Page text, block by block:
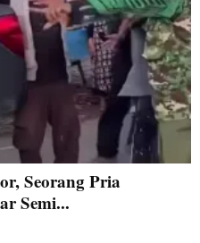
Seorang Pria
Semi...